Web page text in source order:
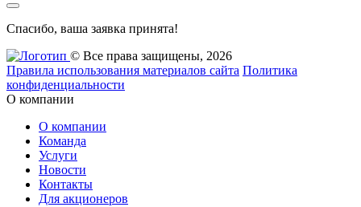
Спасибо, ваша заявка принята!
© Все права защищены, 2026
Правила использования материалов сайта Политика
конфиденциальности
О компании
О компании
Команда
Услуги
Новости
Контакты
Для акционеров